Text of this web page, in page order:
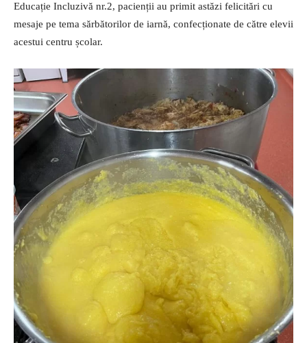
Educație Incluzivă nr.2, pacienții au primit astăzi felicitări cu
mesaje pe tema sărbătorilor de iarnă, confecționate de către elevii
acestui centru școlar.